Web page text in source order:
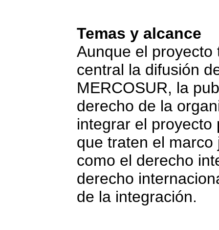
Temas y alcance
Aunque el
central la difusión
MERCOSUR, la
derecho de la
integrar el proyecto
que traten el
como el derecho
derecho
de la integración.